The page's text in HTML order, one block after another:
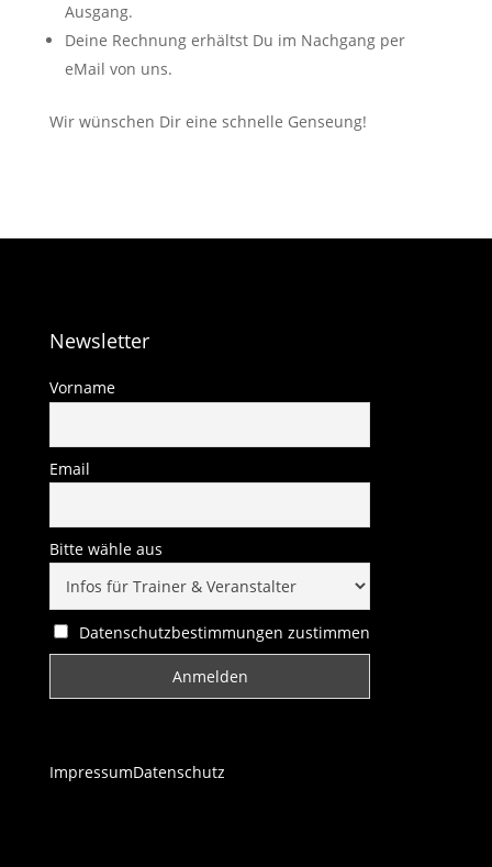
Ausgang.
Deine Rechnung erhältst Du im Nachgang per
eMail von uns.
Wir wünschen Dir eine schnelle Genseung!
Newsletter
Vorname
Email
Bitte wähle aus
Datenschutzbestimmungen zustimmen
ImpressumDatenschutz